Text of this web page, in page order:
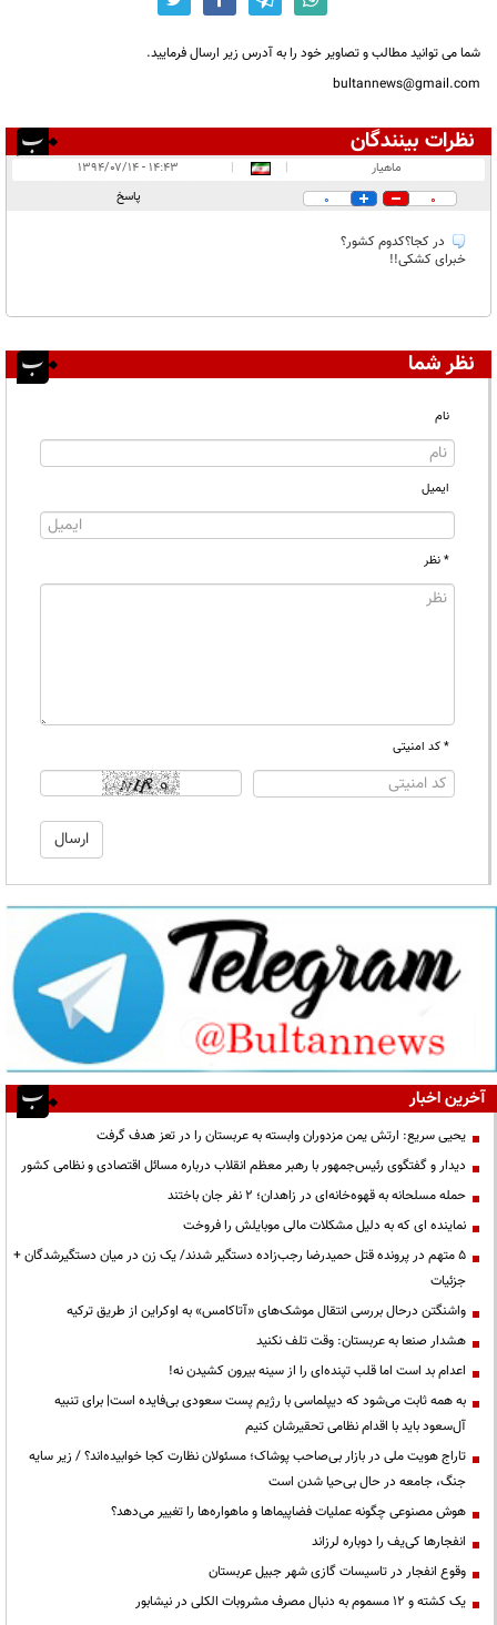
شما می توانید مطالب و تصاویر خود را به آدرس زیر ارسال فرمایید.
bultannews@gmail.com
نظرات بینندگان
در انتظار بررسی:
ماهیار |
|
۱۴:۴۳ - ۱۳۹۴/۰۷/۱۴
0
0 پاسخ
در کجا؟کدوم کشور؟
خبرای کشکی!!
نظر شما
نام
ایمیل
* نظر
* کد امنیتی
آخرین اخبار
یحیی سریع: ارتش یمن مزدوران وابسته به عربستان را در تعز هدف گرفت
دیدار و گفتگوی رئیس‌جمهور با رهبر معظم انقلاب درباره مسائل اقتصادی و نظامی کشور
حمله مسلحانه به قهوه‌خانه‌ای در زاهدان؛ ۲ نفر جان باختند
نماینده ای که به دلیل مشکلات مالی موبایلش را فروخت
۵ متهم در پرونده قتل حمیدرضا رجب‌زاده دستگیر شدند/ یک زن در میان دستگیرشدگان +
جزئیات
واشنگتن درحال بررسی انتقال موشک‌های «آتاکامس» به اوکراین از طریق ترکیه
هشدار صنعا به عربستان: وقت تلف نکنید
اعدام بد است اما قلب تپنده‌ای را از سینه بیرون کشیدن نه!
به همه ثابت می‌شود که دیپلماسی با رژیم پست سعودی بی‌فایده است| برای تنبیه
آل‌سعود باید با اقدام نظامی تحقیرشان کنیم
تاراج هویت ملی در بازار بی‌صاحب پوشاک؛ مسئولان نظارت کجا خوابیده‌اند؟ / زیر سایه
جنگ، جامعه در حال بی‌حیا شدن است
هوش مصنوعی چگونه عملیات فضاپیماها و ماهواره‌ها را تغییر می‌دهد؟
انفجارها کی‌یف را دوباره لرزاند
وقوع انفجار در تاسیسات گازی شهر جبیل عربستان
یک کشته و ۱۲ مسموم به دنبال مصرف مشروبات الکلی در نیشابور